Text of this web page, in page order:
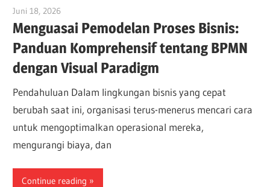
Juni 18, 2026
Menguasai Pemodelan Proses Bisnis:
Panduan Komprehensif tentang BPMN
dengan Visual Paradigm
Pendahuluan Dalam lingkungan bisnis yang cepat
berubah saat ini, organisasi terus-menerus mencari cara
untuk mengoptimalkan operasional mereka,
mengurangi biaya, dan
Continue reading